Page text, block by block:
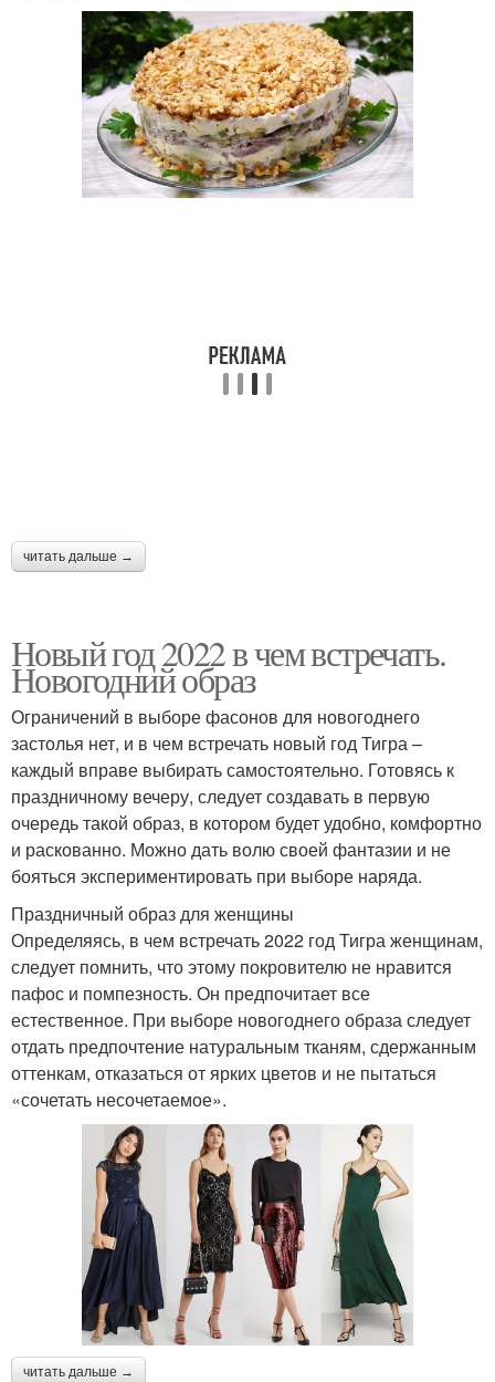
читать дальше →
Новый год 2022 в чем встречать.
Новогодний образ
Ограничений в выборе фасонов для новогоднего
застолья нет, и в чем встречать новый год Тигра –
каждый вправе выбирать самостоятельно. Готовясь к
праздничному вечеру, следует создавать в первую
очередь такой образ, в котором будет удобно, комфортно
и раскованно. Можно дать волю своей фантазии и не
бояться экспериментировать при выборе наряда.
Праздничный образ для женщины
Определяясь, в чем встречать 2022 год Тигра женщинам,
следует помнить, что этому покровителю не нравится
пафос и помпезность. Он предпочитает все
естественное. При выборе новогоднего образа следует
отдать предпочтение натуральным тканям, сдержанным
оттенкам, отказаться от ярких цветов и не пытаться
«сочетать несочетаемое».
читать дальше →